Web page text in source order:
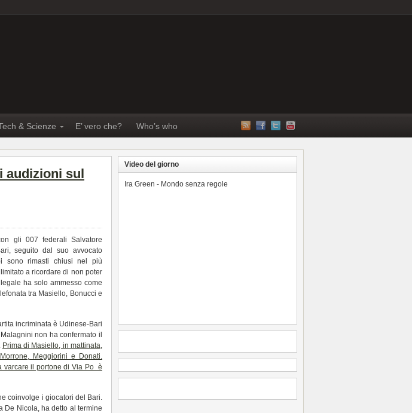
& Scienze E’ vero che? Who’s who
audizioni sul
gli 007 federali Salvatore
seguito dal suo avvocato
sono rimasti chiusi nel più
a ricordare di non poter
ha solo ammesso come
tra Masiello, Bonucci e
incriminata è Udinese-Bari
non ha confermato il
Prima di Masiello, in mattinata,
Meggiorini e Donati.
varcare il portone di Via Po è
coinvolge i giocatori del Bari.
De Nicola, ha detto al termine
Video del giorno
Ira Green - Mondo senza regole